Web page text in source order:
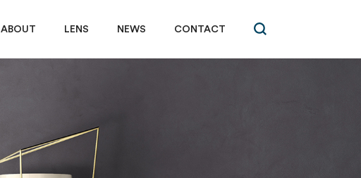
ABOUT LENS NEWS CONTACT